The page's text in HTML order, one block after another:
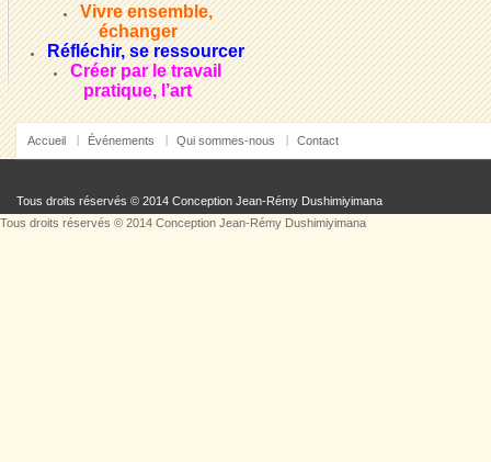
Vivre ensemble,
échanger
Réfléchir, se ressourcer
Créer par le travail
pratique, l’art
Accueil Événements Qui sommes-nous Contact
Tous droits réservés © 2014 Conception Jean-Rémy Dushimiyimana
Tous droits réservés © 2014 Conception Jean-Rémy Dushimiyimana